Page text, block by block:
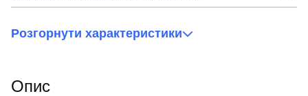
Розгорнути характеристики
Опис